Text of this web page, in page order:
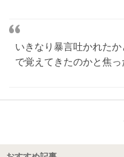
いきなり暴言吐かれた
で覚えてきたのかと焦っ